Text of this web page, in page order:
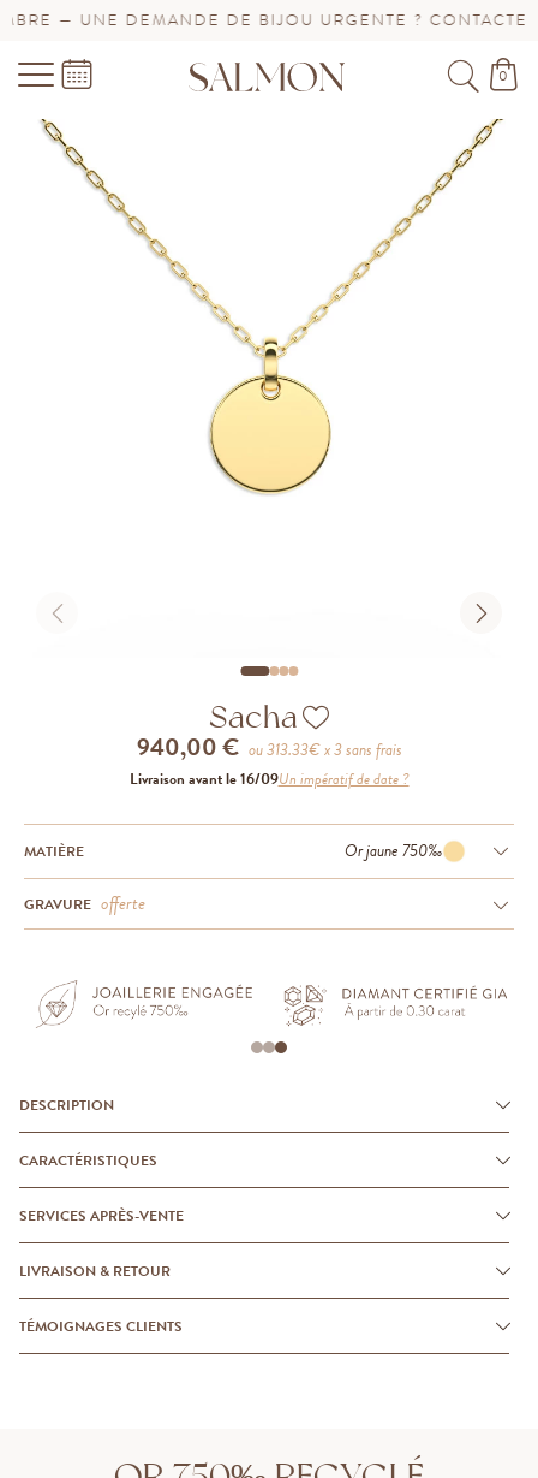
— UNE DEMANDE DE BIJOU URGENTE ? CONTACTEZ-
0
Sacha
940,00 € ou313.33€ x 3 sans frais
Livraison avant le 16/09Un impératif de date ?
MATIÈRE Or jaune 750‰
GRAVURE offerte
DESCRIPTION
CARACTÉRISTIQUES
SERVICES APRÈS-VENTE
LIVRAISON & RETOUR
TÉMOIGNAGES CLIENTS